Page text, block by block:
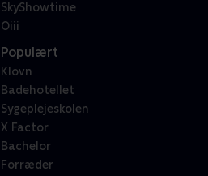
SkyShowtime
Oiii
Populært
Klovn
Badehotellet
Sygeplejeskolen
X Factor
Bachelor
Forræder